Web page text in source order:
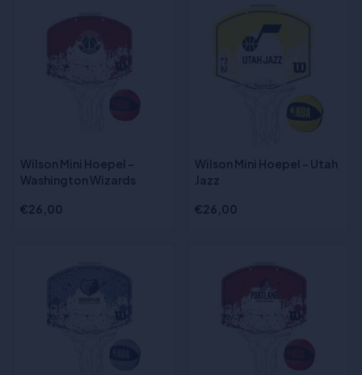
Wilson Mini Hoepel -
Washington Wizards
€26,00
Wilson Mini Hoepel - Utah
Jazz
€26,00